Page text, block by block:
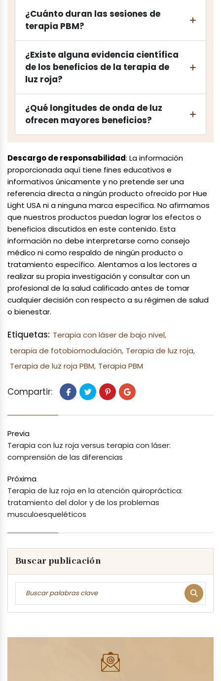
¿Cuánto duran las sesiones de
terapia PBM?
¿Existe alguna evidencia científica
de los beneficios de la terapia de
luz roja?
¿Qué longitudes de onda de luz
ofrecen mayores beneficios?
Descargo de responsabilidad: La información
proporcionada aquí tiene fines educativos e
informativos únicamente y no pretende ser una
referencia directa a ningún producto ofrecido por Hue
Light USA ni a ninguna marca específica. No afirmamos
que nuestros productos puedan lograr los efectos o
beneficios discutidos en este contenido. Esta
información no debe interpretarse como consejo
médico ni como respaldo de ningún producto o
tratamiento específico. Alentamos a los lectores a
realizar su propia investigación y consultar con un
profesional de la salud calificado antes de tomar
cualquier decisión con respecto a su régimen de salud
o bienestar.
Etiquetas: Terapia con láser de bajo nivel,
terapia de fotobiomodulación, Terapia de luz roja,
Terapia de luz roja PBM, Terapia PBM
Compartir:
Previa
Terapia con luz roja versus terapia con láser:
comprensión de las diferencias
Próxima
Terapia de luz roja en la atención quiropráctica:
tratamiento del dolor y de los problemas
musculoesqueléticos
Buscar publicación